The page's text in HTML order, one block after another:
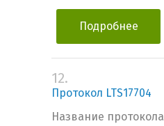
Подробнее
12.
Протокол LTS17704
Название протокола